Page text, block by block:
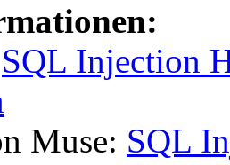
SQL Injection
Muse: SQL